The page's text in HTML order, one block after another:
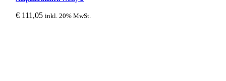
€ 111,05 inkl. 20% MwSt.